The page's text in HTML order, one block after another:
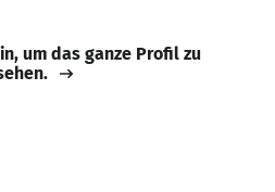
um das ganze Profil zu